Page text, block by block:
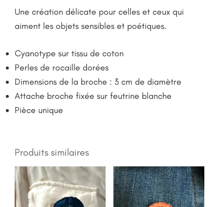
Une création délicate pour celles et ceux qui
aiment les objets sensibles et poétiques.
Cyanotype sur tissu de coton
Perles de rocaille dorées
Dimensions de la broche : 3 cm de diamètre
Attache broche fixée sur feutrine blanche
Pièce unique
Produits similaires